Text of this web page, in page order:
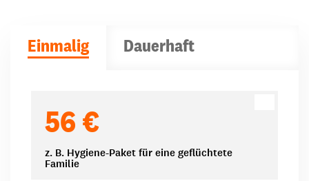
Einmalig Dauerhaft
56 €
z. B. Hygiene-Paket für eine geflüchtete
Familie